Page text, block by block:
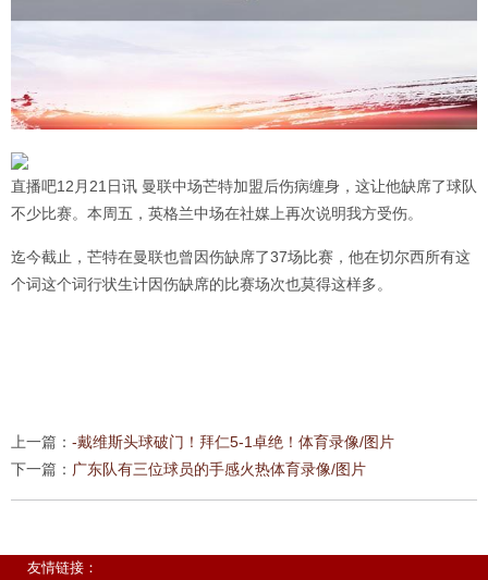
直播吧12月21日讯 曼联中场芒特加盟后伤病缠身，这让他缺席了球队
不少比赛。本周五，英格兰中场在社媒上再次说明我方受伤。
迄今截止，芒特在曼联也曾因伤缺席了37场比赛，他在切尔西所有这
个词这个词行状生计因伤缺席的比赛场次也莫得这样多。
上一篇： -戴维斯头球破门！拜仁5-1卓绝！体育录像/图片
下一篇： 广东队有三位球员的手感火热体育录像/图片
友情链接：